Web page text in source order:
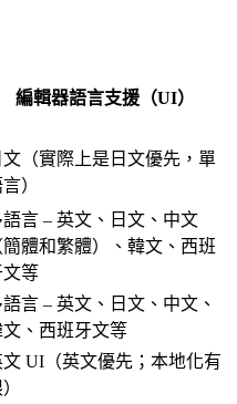
編輯器語言支援（UI）
文（實際上是日文優先，單
）
語言 – 英文、日文、中文
簡體和繁體）、韓文、西班
文等
語言 – 英文、日文、中文、
文、西班牙文等
文 UI（英文優先；本地化有